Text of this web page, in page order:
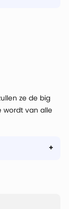
ze de big
wordt van alle
goed